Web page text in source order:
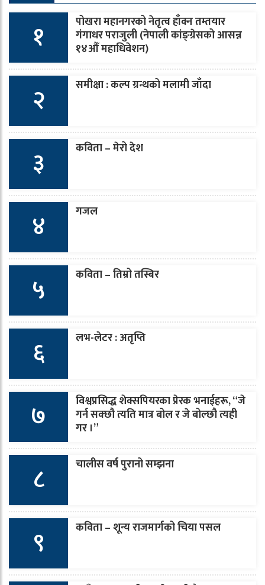
१ पोखरा महानगरको नेतृत्व हाँक्न तम्तयार
गंगाधर पराजुली (नेपाली कांङ्ग्रेसको आसन्न
१४औँ महाधिवेशन)
२ समीक्षा : कल्प ग्रन्थको मलामी जाँदा
३ कविता – मेरो देश
४ गजल
५ कविता – तिम्रो तस्बिर
६ लभ-लेटर : अतृप्ति
७ विश्वप्रसिद्ध शेक्सपियरका प्रेरक भनाईहरू, “जे
गर्न सक्छौ त्यति मात्र बोल र जे बोल्छौ त्यही
गर ।”
८ चालीस वर्ष पुरानो सम्झना
९ कविता – शून्य राजमार्गको चिया पसल